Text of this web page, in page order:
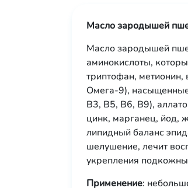
Масло зародышей
Масло зародышей
аминокислоты,
триптофан,
Омега-9),
B3, B5, B6, B9),
цинк, марганец, йод,
липидный баланс
шелушение, лечит
укрепления
Применение: